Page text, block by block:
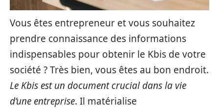
Vous êtes entrepreneur et vous souhaitez
prendre connaissance des informations
indispensables pour obtenir le Kbis de votre
société ? Très bien, vous êtes au bon endroit.
Le Kbis est un document crucial dans la vie
d’une entreprise. Il matérialise